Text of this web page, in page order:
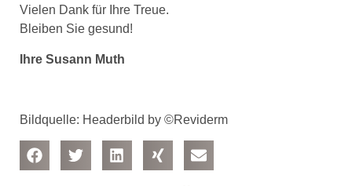
Vielen Dank für Ihre Treue.
Bleiben Sie gesund!
Ihre Susann Muth
Bildquelle: Headerbild by ©Reviderm